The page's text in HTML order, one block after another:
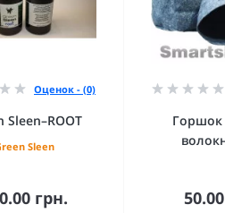
Оценок - (0)
Sleen–ROOT
Sleen
грн.
Горшок